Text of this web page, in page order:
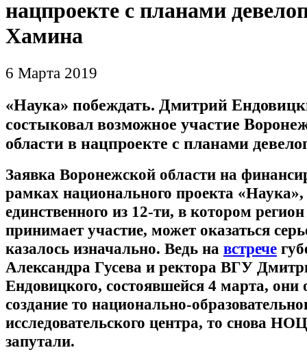
нацпроекте с планами
Хамина
6 Марта 2019
«Наука» побеждать. Дмитрий
состыковал возможное участие
области в нацпроекте с планами
Заявка Воронежской области на
рамках национального проекта «Наука»,
единственного из 12-ти, в котором
принимает участие, может оказаться
казалось изначально. Ведь на встрече
Александра Гусева и ректора ВГУ
Ендовицкого, состоявшейся 4 марта, они
создание то национально-
исследовательского центра, то снова
запутали.